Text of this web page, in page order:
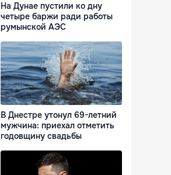
На Дунае пустили ко дну
четыре баржи ради работы
румынской АЭС
В Днестре утонул 69-летний
мужчина: приехал отметить
годовщину свадьбы